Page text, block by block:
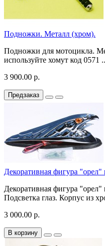
Подножки. Металл (хром).
Подножки для мотоцикла.
используйте хомут код 0571 ..
3 900.00 р.
Предзаказ
Декоративная фигура
Декоративная фигура
Подсветка глаз. Корпус из
3 000.00 р.
В корзину